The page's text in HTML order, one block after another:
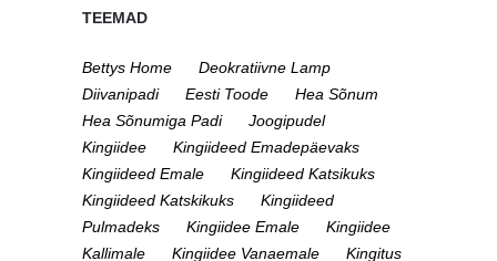
TEEMAD
Bettys Home
Deokratiivne Lamp
Diivanipadi
Eesti Toode
Hea Sõnum
Hea Sõnumiga Padi
Joogipudel
Kingiidee
Kingiideed Emadepäevaks
Kingiideed Emale
Kingiideed Katsikuks
Kingiideed Katskikuks
Kingiideed
Pulmadeks
Kingiidee Emale
Kingiidee
Kallimale
Kingiidee Vanaemale
Kingitus